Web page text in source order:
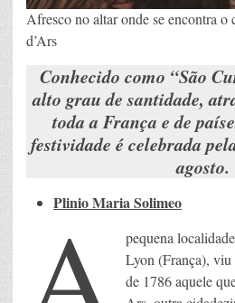
Afresco no altar onde se encontra o
d’Ars
Conhecido como “São
alto grau de santidade,
toda a França e de
festividade é celebrada
agosto.
Plinio Maria Solimeo
pequena
Lyon (França), viu
de 1786 aquele